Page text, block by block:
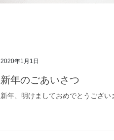
2020年1月1日
新年のごあいさつ
新年、明けましておめでとうござ